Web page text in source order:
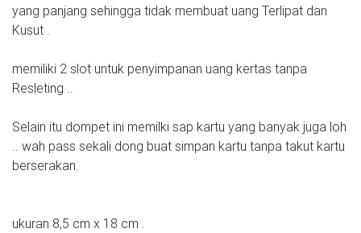
yang panjang sehingga tidak membuat uang Terlipat dan
Kusut .
memiliki 2 slot untuk penyimpanan uang kertas tanpa
Resleting ..
Selain itu dompet ini memilki sap kartu yang banyak juga loh
.. wah pass sekali dong buat simpan kartu tanpa takut kartu
berserakan.
ukuran 8,5 cm x 18 cm .